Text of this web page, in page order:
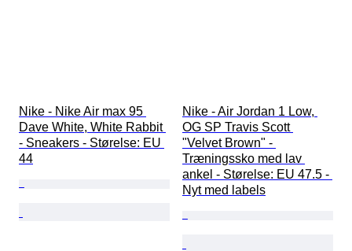
Nike - Nike Air max 95
Dave White, White Rabbit
- Sneakers - Størelse: EU
44
Nike - Air Jordan 1 Low,
OG SP Travis Scott
"Velvet Brown" -
Træningssko med lav
ankel - Størelse: EU 47.5 -
Nyt med labels